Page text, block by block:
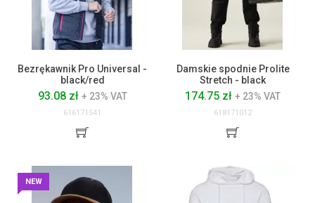
Bezrękawnik Pro Universal -
black/red
93.08 zł + 23% VAT
616171541
Damskie spodnie Prolite
Stretch - black
174.75 zł + 23% VAT
618171012
NEW